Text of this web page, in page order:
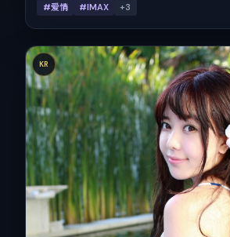
#爱情 #IMAX +3
KR